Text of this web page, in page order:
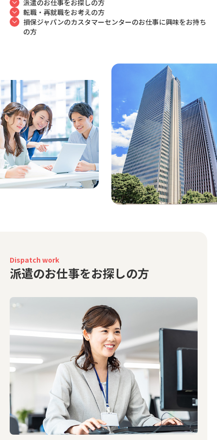
派遣のお仕事をお探しの方
転職・再就職をお考えの方
損保ジャパンのカスタマーセンターのお仕事に興味をお持ち
の方
Dispatch work
派遣のお仕事をお探しの方